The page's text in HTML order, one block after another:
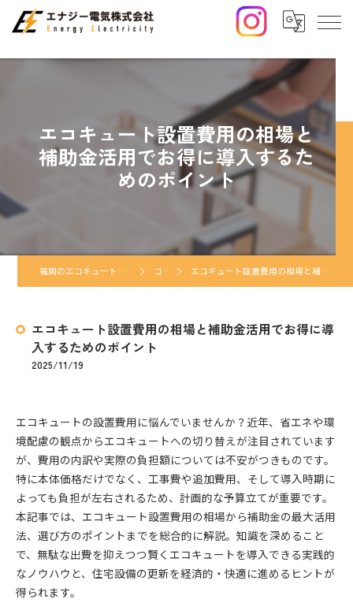
エコキュート設置費用の相場と
補助金活用でお得に導入するた
めのポイント
福岡のエコキュートならエナジー電気株式会社 コラム エコキュート設置費用の相場と補助金活用でお得に導入するためのポイント
エコキュート設置費用の相場と補助金活用でお得に導
入するためのポイント
2025/11/19
エコキュートの設置費用に悩んでいませんか？近年、省エネや環
境配慮の観点からエコキュートへの切り替えが注目されています
が、費用の内訳や実際の負担額については不安がつきものです。
特に本体価格だけでなく、工事費や追加費用、そして導入時期に
よっても負担が左右されるため、計画的な予算立てが重要です。
本記事では、エコキュート設置費用の相場から補助金の最大活用
法、選び方のポイントまでを総合的に解説。知識を深めること
で、無駄な出費を抑えつつ賢くエコキュートを導入できる実践的
なノウハウと、住宅設備の更新を経済的・快適に進めるヒントが
得られます。